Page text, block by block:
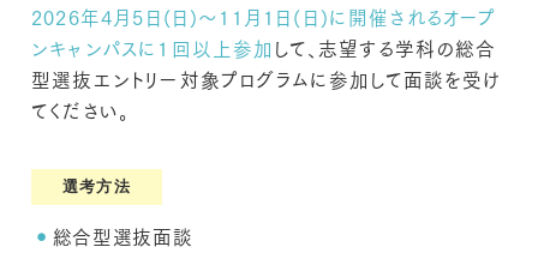
2026年4月5日(日)〜11月1日(日)に開催されるオープ
ンキャンパスに１回以上参加 して、 志望する学科の総合
型選抜エントリー対象プログラムに参加して面談を受け
てください。
選考方法
総合型選抜面談